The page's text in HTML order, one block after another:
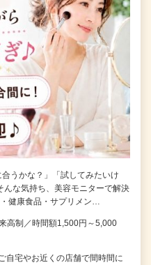
合うかな？」「試してみたいけ
な気持ち、美容モニターで解決
健康食品・サプリメン…
高制／時間額1,500円～5,000
宅やお近くの店舗で間時間に